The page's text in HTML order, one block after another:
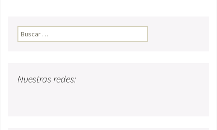
Buscar:
Nuestras redes: